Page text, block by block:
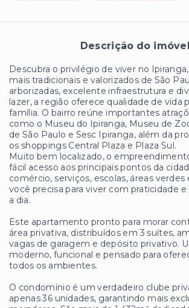
Descrição do imóvel
Descubra o privilégio de viver no
mais tradicionais e valorizados de São
arborizadas, excelente infraestrutura e
lazer, a região oferece qualidade de vida
família. O bairro reúne importantes
como o Museu do Ipiranga, Museu de
de São Paulo e Sesc Ipiranga, além da
os shoppings Central Plaza e Plaza Sul.
Muito bem localizado, o
fácil acesso aos principais pontos da
comércio, serviços, escolas, áreas
você precisa para viver com praticidade
a dia.
Este apartamento pronto para morar
área privativa, distribuídos em 3 suítes,
vagas de garagem e depósito privativo.
moderno, funcional e pensado para
todos os ambientes.
O condomínio é um verdadeiro clube
apenas 36 unidades, garantindo mais